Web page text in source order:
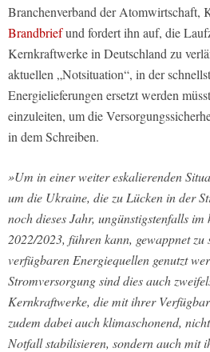
Branchenverband der Atomwirtschaft,
Brandbriefund fordert ihn auf, die
Kernkraftwerke in Deutschland zu
aktuellen „Notsituation“, in der
Energielieferungen ersetzt werden
einzuleiten, um die
in dem Schreiben.
»Um in einer weiter eskalierenden
um die Ukraine, die zu Lücken in der
noch dieses Jahr, ungünstigstenfalls im
2022/2023, führen kann, gewappnet zu
verfügbaren Energiequellen genutzt
Stromversorgung sind dies auch
Kernkraftwerke, die mit ihrer
zudem dabei auch klimaschonend,
Notfall stabilisieren, sondern auch mit